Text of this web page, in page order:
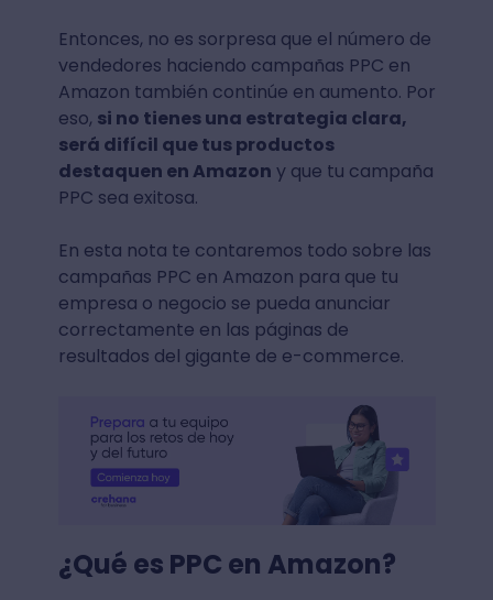
Entonces, no es sorpresa que el número de
vendedores haciendo campañas PPC en
Amazon también continúe en aumento. Por
eso, si no tienes una estrategia clara,
será difícil que tus productos
destaquen en Amazon y que tu campaña
PPC sea exitosa.
En esta nota te contaremos todo sobre las
campañas PPC en Amazon para que tu
empresa o negocio se pueda anunciar
correctamente en las páginas de
resultados del gigante de e-commerce.
¿Qué es PPC en Amazon?